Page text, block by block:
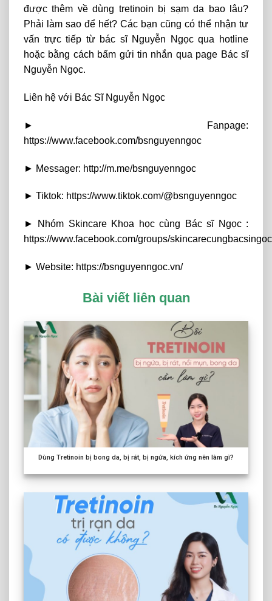
được thêm về dùng tretinoin bị sạm da bao lâu?
Phải làm sao để hết? Các bạn cũng có thể nhận tư
vấn trực tiếp từ bác sĩ Nguyễn Ngọc qua hotline
hoặc bằng cách bấm gửi tin nhắn qua page Bác sĩ
Nguyễn Ngọc.
Liên hệ với Bác Sĩ Nguyễn Ngọc
► Fanpage:
https://www.facebook.com/bsnguyenngoc
► Messager: http://m.me/bsnguyenngoc
► Tiktok: https://www.tiktok.com/@bsnguyenngoc
► Nhóm Skincare Khoa học cùng Bác sĩ Ngọc :
https://www.facebook.com/groups/skincarecungbacsingoc
► Website: https://bsnguyenngoc.vn/
Bài viết liên quan
Dùng Tretinoin bị bong da, bị rát, bị ngứa, kích ứng nên làm gì?